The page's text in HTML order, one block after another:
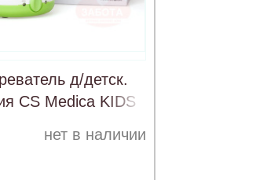
д/детск.
CS Medica KIDS
нет в наличии